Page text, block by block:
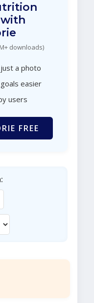
downloads)
a photo
easier
users
FREE